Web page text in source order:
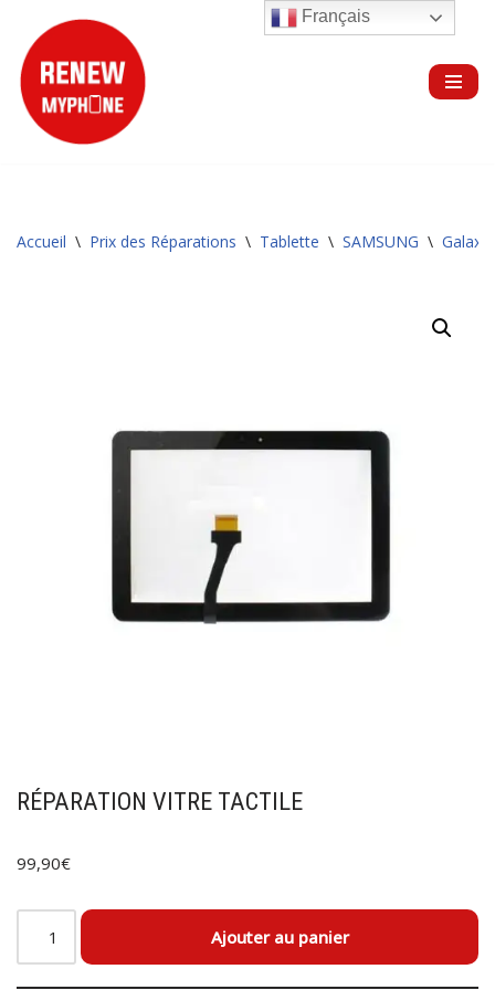
Aller
au
contenu
Accueil \ Prix des Réparations \ Tablette \ SAMSUNG \ Galaxy
RÉPARATION VITRE TACTILE
99,90€
Ajouter au panier
Français